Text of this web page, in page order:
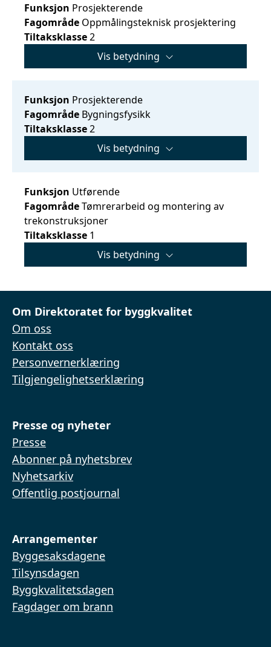
Funksjon Prosjekterende
Fagområde Oppmålingsteknisk prosjektering
Tiltaksklasse2
Vis betydning
Funksjon Prosjekterende
Fagområde Bygningsfysikk
Tiltaksklasse2
Vis betydning
Funksjon Utførende
FagområdeTømrerarbeid og montering av
trekonstruksjoner
Tiltaksklasse 1
Vis betydning
Om Direktoratet for byggkvalitet
Om oss
Kontakt oss
Personvernerklæring
Tilgjengelighetserklæring
Presse og nyheter
Presse
Abonner på nyhetsbrev
Nyhetsarkiv
Offentlig postjournal
Arrangementer
Byggesaksdagene
Tilsynsdagen
Byggkvalitetsdagen
Fagdager om brann